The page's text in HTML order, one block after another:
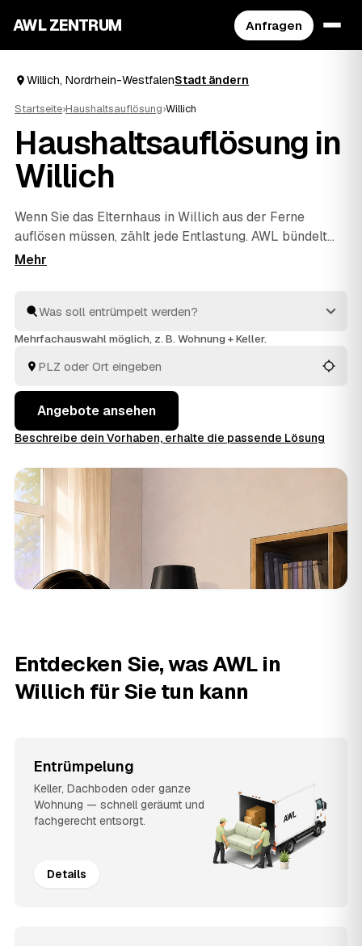
AWL ZENTRUM Anfragen
Willich, Nordrhein-WestfalenStadt ändern
Startseite›Haushaltsauflösung›Willich
Haushaltsauflösung in
Willich
Wenn Sie das Elternhaus in Willich aus der Ferne
auflösen müssen, zählt jede Entlastung. AWL bündelt
die Suche: Eine Anfrage genügt, und geprüfte Anbieter
Sichtung des Nachlasses, fachgerechte Entsorgung und
Wertanrechnung übernehmen die Profis – einfühlsam
aus Willich undKorschenbroich
vergleichen
Sie in Ruhe und geben den Auftrag aus der Hand.
Mehrfachauswahl möglich, z. B. Wohnung + Keller.
Angebote ansehen
Beschreibe dein Vorhaben, erhalte die passende Lösung
Entdecken Sie, was AWL in
Willich für Sie tun kann
Entrümpelung
Keller, Dachboden oder ganze
Wohnung — schnell geräumt und
fachgerecht entsorgt.
Details